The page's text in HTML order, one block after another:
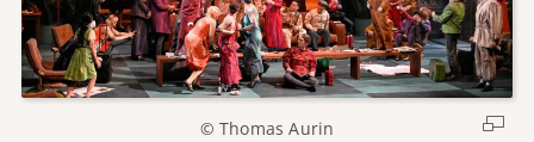
© Thomas Aurin